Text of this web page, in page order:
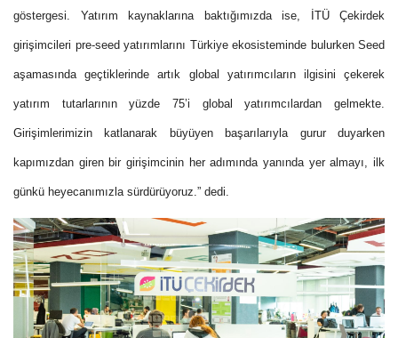
göstergesi. Yatırım kaynaklarına baktığımızda ise, İTÜ Çekirdek
girişimcileri pre-seed yatırımlarını Türkiye ekosisteminde bulurken Seed
aşamasında geçtiklerinde artık global yatırımcıların ilgisini çekerek
yatırım tutarlarının yüzde 75’i global yatırımcılardan gelmekte.
Girişimlerimizin katlanarak büyüyen başarılarıyla gurur duyarken
kapımızdan giren bir girişimcinin her adımında yanında yer almayı, ilk
günkü heyecanımızla sürdürüyoruz.” dedi.